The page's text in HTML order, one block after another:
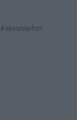
#okostelefon